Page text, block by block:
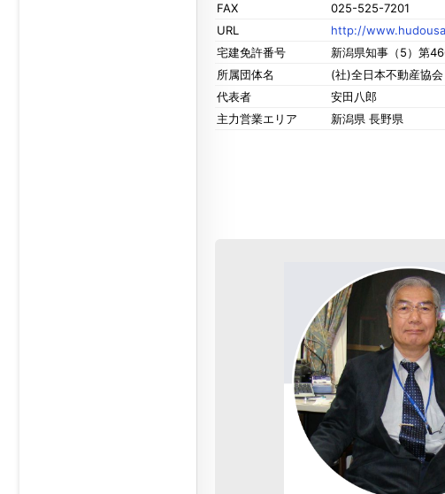
FAX
025-525-7201
URL
http://
宅建免許番号
新潟県知事（5）第
所属団体名
(社)全日本不動産協
代表者
安田八郎
主力営業エリア
新潟県 長野県